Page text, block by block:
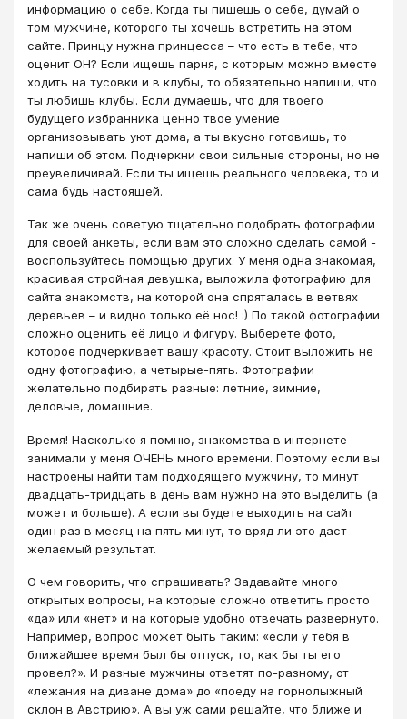
информацию о себе. Когда ты пишешь о себе, думай о
том мужчине, которого ты хочешь встретить на этом
сайте. Принцу нужна принцесса – что есть в тебе, что
оценит ОН? Если ищешь парня, с которым можно вместе
ходить на тусовки и в клубы, то обязательно напиши, что
ты любишь клубы. Если думаешь, что для твоего
будущего избранника ценно твое умение
организовывать уют дома, а ты вкусно готовишь, то
напиши об этом. Подчеркни свои сильные стороны, но не
преувеличивай. Если ты ищешь реального человека, то и
сама будь настоящей.
Так же очень советую тщательно подобрать фотографии
для своей анкеты, если вам это сложно сделать самой -
воспользуйтесь помощью других. У меня одна знакомая,
красивая стройная девушка, выложила фотографию для
сайта знакомств, на которой она спряталась в ветвях
деревьев – и видно только её нос! :) По такой фотографии
сложно оценить её лицо и фигуру. Выберете фото,
которое подчеркивает вашу красоту. Стоит выложить не
одну фотографию, а четырые-пять. Фотографии
желательно подбирать разные: летние, зимние,
деловые, домашние.
Время! Насколько я помню, знакомства в интернете
занимали у меня ОЧЕНЬ много времени. Поэтому если вы
настроены найти там подходящего мужчину, то минут
двадцать-тридцать в день вам нужно на это выделить (а
может и больше). А если вы будете выходить на сайт
один раз в месяц на пять минут, то вряд ли это даст
желаемый результат.
О чем говорить, что спрашивать? Задавайте много
открытых вопросы, на которые сложно ответить просто
«да» или «нет» и на которые удобно отвечать развернуто.
Например, вопрос может быть таким: «если у тебя в
ближайшее время был бы отпуск, то, как бы ты его
провел?». И разные мужчины ответят по-разному, от
«лежания на диване дома» до «поеду на горнолыжный
склон в Австрию». А вы уж сами решайте, что ближе и